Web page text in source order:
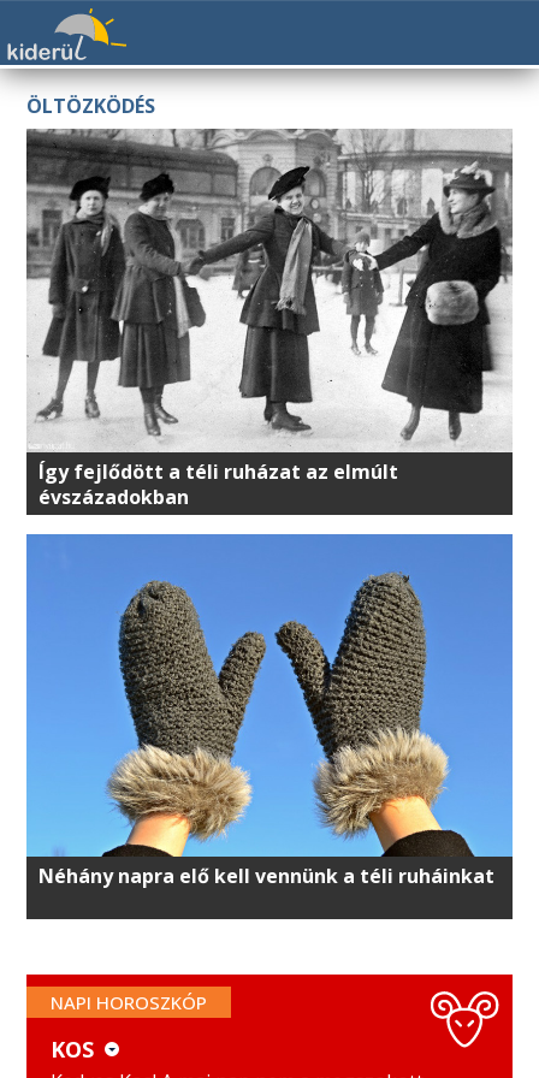
ÖLTÖZKÖDÉS
Így fejlődött a téli ruházat az elmúlt
évszázadokban
Néhány napra elő kell vennünk a téli ruháinkat
NAPI HOROSZKÓP
KOS
KOS